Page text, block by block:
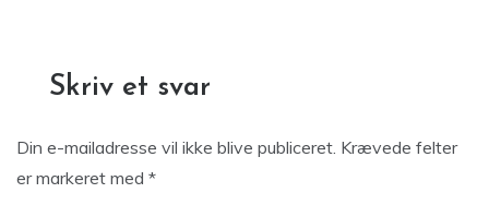
Skriv et svar
Din e-mailadresse vil ikke blive publiceret. Krævede felter
er markeret med *